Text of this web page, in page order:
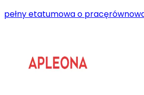
pełny etatumowa o pracę